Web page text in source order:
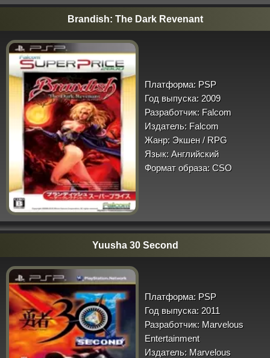
Brandish: The Dark Revenant
Платформа: PSP
Год выпуска: 2009
Разработчик: Falcom
Издатель: Falcom
Жанр: Экшен / RPG
Язык: Английский
Формат образа: CSO
Yuusha 30 Second
Платформа: PSP
Год выпуска: 2011
Разработчик: Marvelous
Entertainment
Издатель: Marvelous